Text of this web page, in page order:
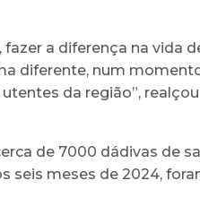
a diferença na vida
diferente, num
da região”,
de 7000 dádivas de
seis meses de 2024,